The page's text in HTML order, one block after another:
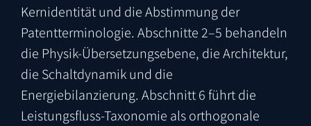
Kernidentität und die Abstimmung der
Patentterminologie. Abschnitte 2–5 behandeln
die Physik-Übersetzungsebene, die Architektur,
die Schaltdynamik und die
Energiebilanzierung. Abschnitt 6 führt die
Leistungsfluss-Taxonomie als orthogonale